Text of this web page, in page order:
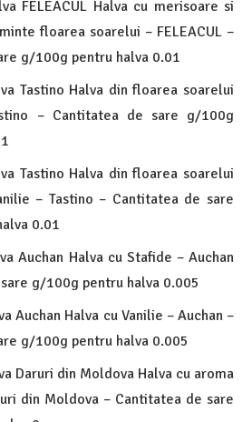
FELEACUL Halva cu merisoare si
floarea soarelui – FELEACUL –
g/100g pentru halva 0.01
Tastino Halva din floarea soarelui
– Cantitatea de sare g/100g
Tastino Halva din floarea soarelui
– Tastino – Cantitatea de sare
0.01
Auchan Halva cu Stafide – Auchan
g/100g pentru halva 0.005
Auchan Halva cu Vanilie – Auchan –
g/100g pentru halva 0.005
Daruri din Moldova Halva cu aroma
din Moldova – Cantitatea de sare